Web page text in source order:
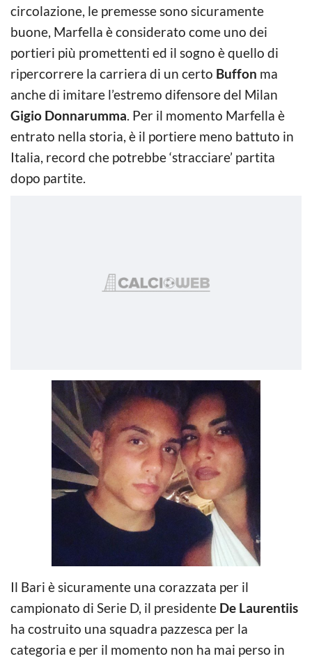
circolazione, le premesse sono sicuramente
buone, Marfella è considerato come uno dei
portieri più promettenti ed il sogno è quello di
ripercorrere la carriera di un certo Buffon ma
anche di imitare l’estremo difensore del Milan
Gigio Donnarumma. Per il momento Marfella è
entrato nella storia, è il portiere meno battuto in
Italia, record che potrebbe ‘stracciare’ partita
dopo partite.
Il Bari è sicuramente una corazzata per il
campionato di Serie D, il presidente De Laurentiis
ha costruito una squadra pazzesca per la
categoria e per il momento non ha mai perso in